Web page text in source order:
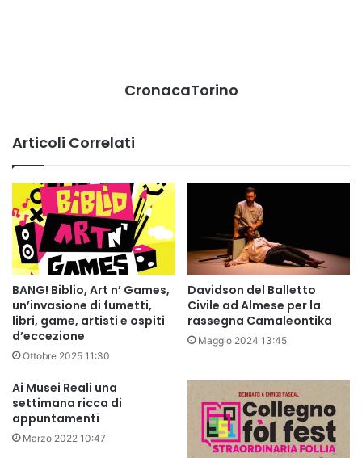
CronacaTorino
Articoli Correlati
BANG! Biblio, Art n’ Games,
un’invasione di fumetti,
libri, game, artisti e ospiti
d’eccezione
Ottobre 2025 11:30
Davidson del Balletto
Civile ad Almese per la
rassegna Camaleontika
Maggio 2024 13:45
Ai Musei Reali una
settimana ricca di
appuntamenti
Marzo 2022 10:47